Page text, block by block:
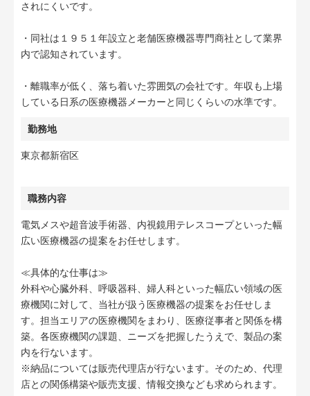
されにくいです。
・同社は１９５１年設立と老舗医療機器専門商社として業界
内で認知されています。
・離職率が低く、落ち着いた雰囲気の会社です。年収も上場
している日系の医療機器メーカーと同じくらいの水準です。
勤務地
東京都新宿区
職務内容
電気メスや超音波手術器、内視鏡用テレスコープといった幅
広い医療機器の提案をお任せします。
≪具体的な仕事は≫
外科や心臓外科、呼吸器科、婦人科といった幅広い領域の医
療機関に対して、当社が扱う医療機器の提案をお任せしま
す。担当エリアの医療機関をまわり、医療従事者と関係を構
築。各医療機関の課題、ニーズを把握したうえで、製品の案
内を行ないます。
※納品については販売代理店が行ないます。そのため、代理
店との関係構築や販売支援、情報交換なども求められます。